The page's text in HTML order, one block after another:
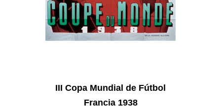
III Copa Mundial de Fútbol
Francia 1938